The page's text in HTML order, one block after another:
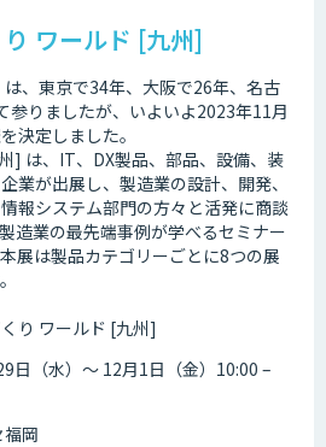
ワールド [九州]
は、東京で34年、大阪で26年、名古
参りましたが、いよいよ2023年11月
決定しました。
] は、IT、DX製品、部品、設備、装
業が出展し、製造業の設計、開発、
報システム部門の方々と活発に商談
造業の最先端事例が学べるセミナー
展は製品カテゴリーごとに8つの展
り ワールド [九州]
（水）～ 12月1日（金）10:00 –
岡